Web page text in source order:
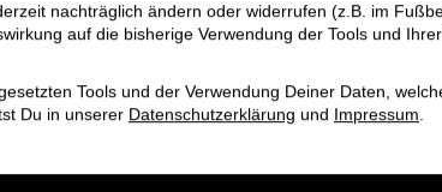
Genieße den
wird schnell zu
nachträglich ändern oder widerrufen (z.B. im
auf die bisherige Verwendung der Tools und
Tools und der Verwendung Deiner Daten,
Du in unserer Datenschutzerklärung und Impressum